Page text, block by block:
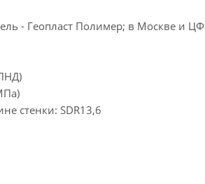
- Геопласт Полимер; в Москве и
стенки: SDR13,6